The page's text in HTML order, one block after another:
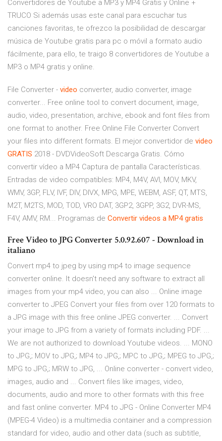
Convertidores de Youtube a MP3 y MP4 Gratis y Online +
TRUCO Si además usas este canal para escuchar tus
canciones favoritas, te ofrezco la posibilidad de descargar
música de Youtube gratis para pc o móvil a formato audio
fácilmente, para ello, te traigo 8 convertidores de Youtube a
MP3 o MP4 gratis y online.
File Converter - video converter, audio converter, image
converter... Free online tool to convert document, image,
audio, video, presentation, archive, ebook and font files from
one format to another. Free Online File Converter Convert
your files into different formats. El mejor convertidor de video
GRATIS 2018 - DVDVideoSoft Descarga Gratis. Cómo
convertir vídeo a MP4 Captura de pantalla Características.
Entradas de video compatibles: MP4, M4V, AVI, MOV, MKV,
WMV, 3GP, FLV, IVF, DIV, DIVX, MPG, MPE, WEBM, ASF, QT, MTS,
M2T, M2TS, MOD, TOD, VRO DAT, 3GP2, 3GPP, 3G2, DVR-MS,
F4V, AMV, RM... Programas de Convertir videos a MP4 gratis
Free Video to JPG Converter 5.0.92.607 - Download in
italiano
Convert mp4 to jpeg by using mp4 to image sequence
converter online. It doesn't need any software to extract all
images from your mp4 video, you can also ... Online image
converter to JPEG Convert your files from over 120 formats to
a JPG image with this free online JPEG converter. ... Convert
your image to JPG from a variety of formats including PDF. ...
We are not authorized to download Youtube videos. ... MONO
to JPG,; MOV to JPG,; MP4 to JPG,; MPC to JPG,; MPEG to JPG,;
MPG to JPG,; MRW to JPG, ... Online converter - convert video,
images, audio and ... Convert files like images, video,
documents, audio and more to other formats with this free
and fast online converter. MP4 to JPG - Online Converter MP4
(MPEG-4 Video) is a multimedia container and a compression
standard for video, audio and other data (such as subtitle,